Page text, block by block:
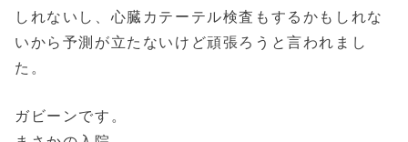
しれないし、心臓カテーテル検査もするかもしれな
いから予測が立たないけど頑張ろうと言われまし
た。
ガビーンです。